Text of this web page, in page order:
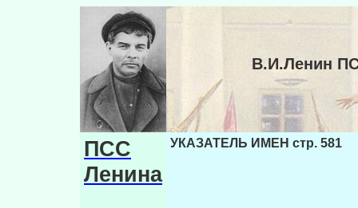
В.И.Ленин
ПСС
Ленина
УКАЗАТЕЛЬ ИМЕН стр. 581